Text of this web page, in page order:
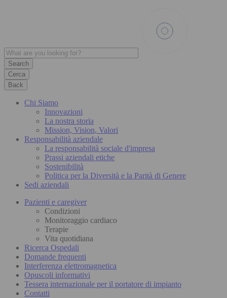
Cerca
Back
Chi Siamo
Innovazioni
La nostra storia
Mission, Vision, Valori
Responsabilità aziendale
La responsabilità sociale d'impresa
Prassi aziendali etiche
Sostenibilità
Politica per la Diversità e la Parità di Genere
Sedi aziendali
Pazienti e caregiver
Condizioni
Monitoraggio cardiaco
Terapie
Vita quotidiana
Ricerca Ospedali
Domande frequenti
Interferenza elettromagnetica
Opuscoli informativi
Tessera internazionale per il portatore di impianto
Contatti